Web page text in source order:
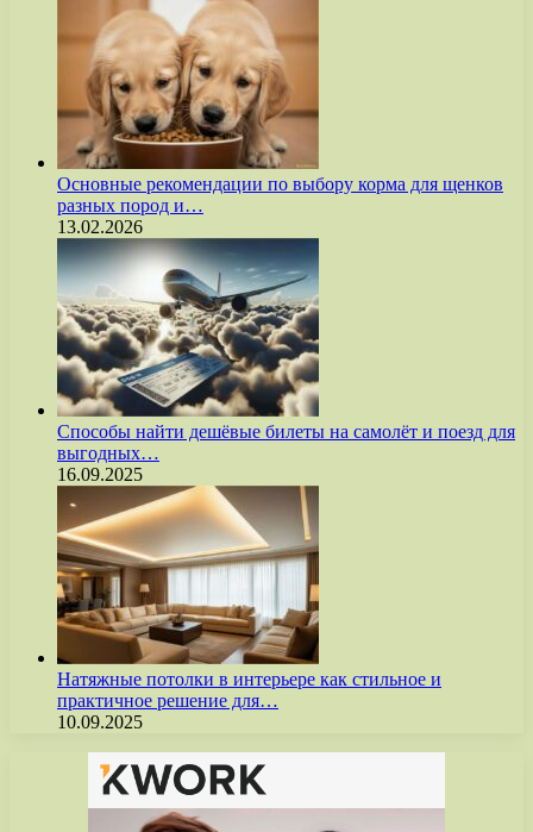
Основные рекомендации по выбору корма для щенков
разных пород и…
13.02.2026
Способы найти дешёвые билеты на самолёт и поезд для
выгодных…
16.09.2025
Натяжные потолки в интерьере как стильное и
практичное решение для…
10.09.2025